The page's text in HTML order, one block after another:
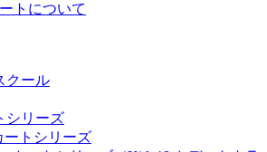
トについて
クール
シリーズ
ートシリーズ